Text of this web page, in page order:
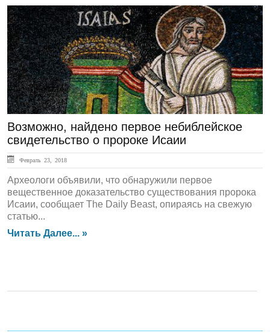
ЛЕНТА НОВОСТЕЙ
Возможно, найдено первое небиблейское
свидетельство о пророке Исаии
Февраль 23, 2018
Археологи объявили, что обнаружили первое
вещественное доказательство существования пророка
Исаии, сообщает The Daily Beast, опираясь на свежую
статью...
Читать Далее... »